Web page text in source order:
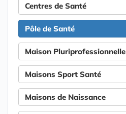
Centres de Santé
Pôle de Santé
Maison Pluriprofessionnelle
Maisons Sport Santé
Maisons de Naissance